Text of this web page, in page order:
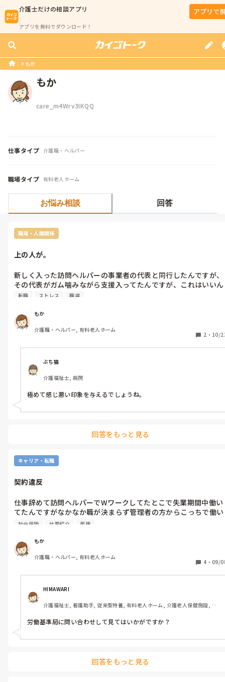
介護士だけの相談アプリ
アプリを無料でダウンロード！
アプリで
もか
もか
care_m4Wrv3IKQQ
仕事タイプ 介護職・ヘルパー
職場タイプ 有料老人ホーム
お悩み相談 回答
職場・人間関係
上の人が。
新しく入った訪問ヘルパーの事業者の代表と同行したんですが、
その代表がガム噛みながら支援入ってたんですが、これはいいん
でしょうか？
転職 ストレス 職場
もか
介護職・ヘルパー, 有料老人ホーム
2 ・ 10/
ぶち猫
介護福祉士, 病院
極めて感じ悪い印象を与えるでしょうね。
回答をもっと見る
キャリア・転職
契約違反
仕事辞めて訪問ヘルパーでWワークしてたとこで失業期間中働い
てたんですがなかなか職が決まらず管理者の方からこっちで働い
たら？と言われとりあえず仕事決まるまで働こうと思い8月から
か教えてくれず不安なこともありWワークしてるんですがそれで
この間いい求人があったから応募して面接したら内定いただいた
んで、短かったですが10月から社会保険抜けたいと伝えたらそれ
は当然過ぎて相談して欲しかったのと、最初からそういうつもり
で入ってたんなら教えて欲しかったと言われ、保険入れたので新
規も取ったし回らなくなる可能性もあり断ると損失もでてくるの
で会社から訴えられるかもしれないと言われたんですが本当に訴
えられることはあるのでしょうか？
社会保険 仕事紹介 面接
もか
介護職・ヘルパー, 有料老人ホーム
4 ・ 09/
HIMAWARI
介護福祉士, 看護助手, 従来型特養, 有料老人ホーム, 介護老人保健施設, サ
修, 実務者研修, ユニット型特養, 小規模多機能型居宅介護
労働基準局に問い合わせして見てはいかがですか？
回答をもっと見る